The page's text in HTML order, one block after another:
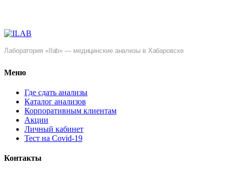
Лаборатория «Ilab» — медицинские анализы в Хабаровске
Меню
Где сдать анализы
Каталог анализов
Корпоративным клиентам
Акции
Личный кабинет
Тест на Covid-19
Контакты